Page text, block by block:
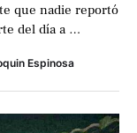
que nadie reportó
del día a …
Espinosa